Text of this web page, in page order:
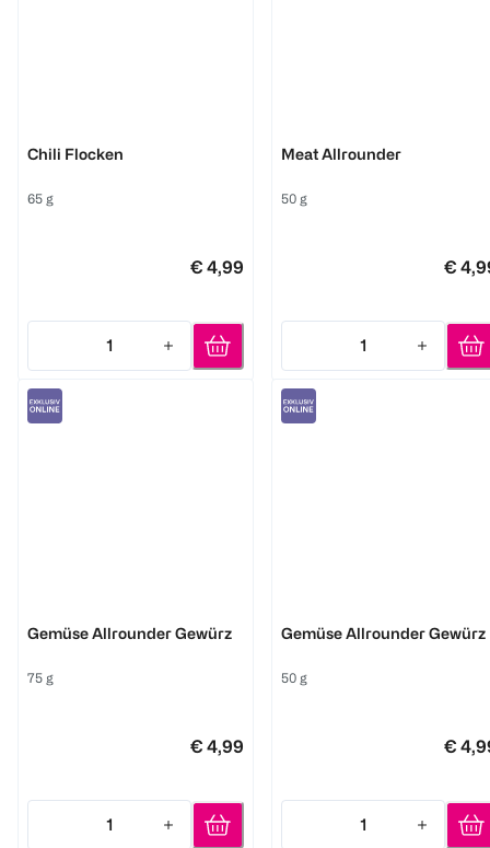
Chili Flocken
65 g
€ 4,99
1
Quantity: 1
Meat Allrounder
50 g
€
1
Quantity: 1
Gemüse Allrounder Gewürz
75 g
€ 4,99
1
Quantity: 1
Gemüse Allrounder Gewürz
50 g
€
1
Quantity: 1